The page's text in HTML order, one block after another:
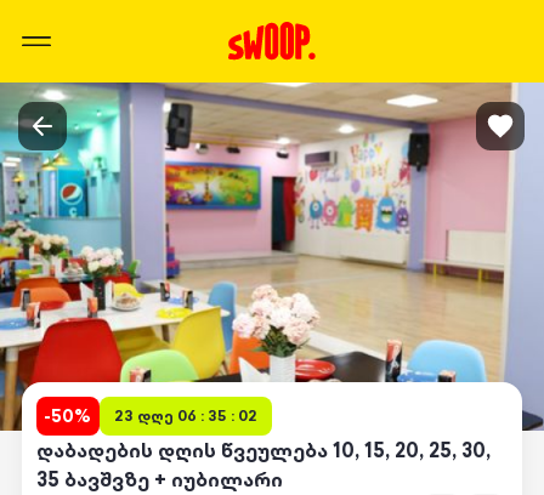
-50% 23 დღე 06 : 35 : 02
დაბადების დღის წვეულება 10, 15, 20, 25, 30,
35 ბავშვზე + იუბილარი